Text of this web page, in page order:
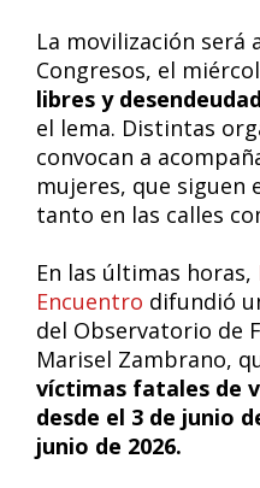
La movilización será
Congresos, el
libres y
el lema. Distintas
convocan a
mujeres, que siguen
tanto en las calles
En las últimas horas,
Encuentro difundió
del Observatorio de
Marisel Zambrano,
víctimas fatales de
desde el 3 de junio
junio de 2026.